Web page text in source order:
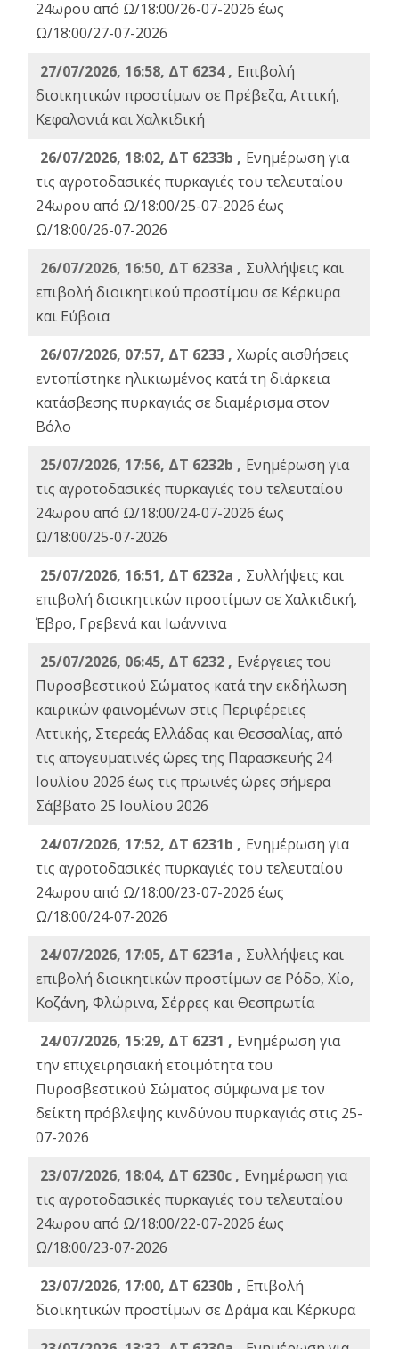
24ωρου από Ω/18:00/26-07-2026 έως
Ω/18:00/27-07-2026
27/07/2026, 16:58, ΔΤ 6234 , Eπιβολή
διοικητικών προστίμων σε Πρέβεζα, Αττική,
Κεφαλονιά και Χαλκιδική
26/07/2026, 18:02, ΔΤ 6233b , Ενημέρωση για
τις αγροτοδασικές πυρκαγιές του τελευταίου
24ωρου από Ω/18:00/25-07-2026 έως
Ω/18:00/26-07-2026
26/07/2026, 16:50, ΔΤ 6233a , Συλλήψεις και
επιβολή διοικητικού προστίμου σε Κέρκυρα
και Εύβοια
26/07/2026, 07:57, ΔΤ 6233 , Χωρίς αισθήσεις
εντοπίστηκε ηλικιωμένος κατά τη διάρκεια
κατάσβεσης πυρκαγιάς σε διαμέρισμα στον
Βόλο
25/07/2026, 17:56, ΔΤ 6232b , Ενημέρωση για
τις αγροτοδασικές πυρκαγιές του τελευταίου
24ωρου από Ω/18:00/24-07-2026 έως
Ω/18:00/25-07-2026
25/07/2026, 16:51, ΔΤ 6232a , Συλλήψεις και
επιβολή διοικητικών προστίμων σε Χαλκιδική,
Έβρο, Γρεβενά και Ιωάννινα
25/07/2026, 06:45, ΔΤ 6232 , Ενέργειες του
Πυροσβεστικού Σώματος κατά την εκδήλωση
καιρικών φαινομένων στις Περιφέρειες
Αττικής, Στερεάς Ελλάδας και Θεσσαλίας, από
τις απογευματινές ώρες της Παρασκευής 24
Ιουλίου 2026 έως τις πρωινές ώρες σήμερα
Σάββατο 25 Ιουλίου 2026
24/07/2026, 17:52, ΔΤ 6231b , Ενημέρωση για
τις αγροτοδασικές πυρκαγιές του τελευταίου
24ωρου από Ω/18:00/23-07-2026 έως
Ω/18:00/24-07-2026
24/07/2026, 17:05, ΔΤ 6231a , Συλλήψεις και
επιβολή διοικητικών προστίμων σε Ρόδο, Χίο,
Κοζάνη, Φλώρινα, Σέρρες και Θεσπρωτία
24/07/2026, 15:29, ΔΤ 6231 , Ενημέρωση για
την επιχειρησιακή ετοιμότητα του
Πυροσβεστικού Σώματος σύμφωνα με τον
δείκτη πρόβλεψης κινδύνου πυρκαγιάς στις 25-
07-2026
23/07/2026, 18:04, ΔΤ 6230c , Ενημέρωση για
τις αγροτοδασικές πυρκαγιές του τελευταίου
24ωρου από Ω/18:00/22-07-2026 έως
Ω/18:00/23-07-2026
23/07/2026, 17:00, ΔΤ 6230b , Επιβολή
διοικητικών προστίμων σε Δράμα και Κέρκυρα